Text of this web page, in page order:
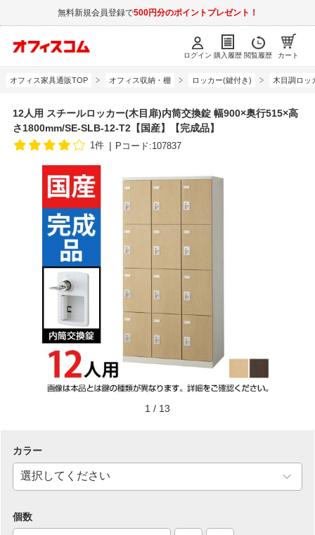
無料新規会員登録で500円分のポイントプレゼント！
ログイン 購入履歴 閲覧履歴 カート
オフィス家具通販TOP オフィス収納・棚 ロッカー(鍵付き) 木目調ロッ
12人用 スチールロッカー(木目扉)内筒交換錠 幅900×奥行515×高
さ1800mm/SE-SLB-12-T2【国産】【完成品】
1件 Pコード:107837
1 / 13
カラー
個数